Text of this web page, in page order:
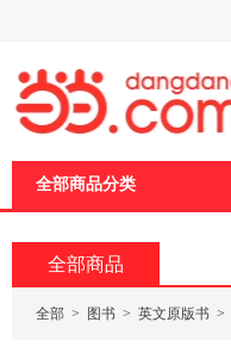
全部商品分类
全部商品
全部 > 图书 > 英文原版书 >
页
加